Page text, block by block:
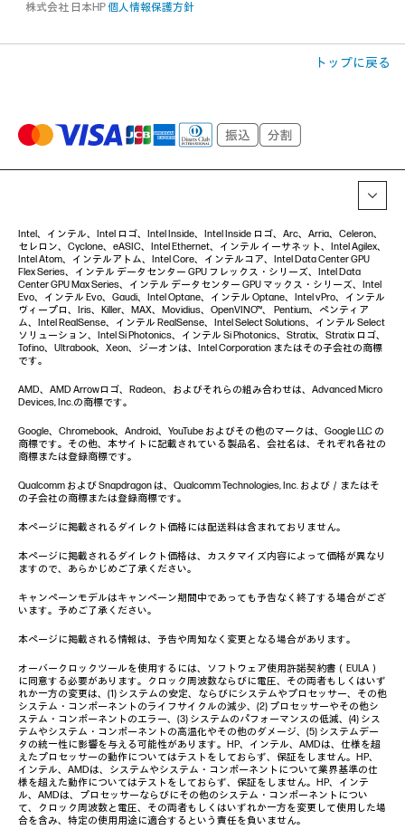
株式会社 日本HP個人情報保護方針
トップに戻る
Intel、インテル、Intel ロゴ、Intel Inside、Intel Inside ロゴ、Arc、Arria、Celeron、
セレロン、Cyclone、eASIC、Intel Ethernet、インテル イーサネット、Intel Agilex、
Intel Atom、インテルアトム、Intel Core、インテルコア、Intel Data Center GPU
Flex Series、インテル データセンター GPU フレックス・シリーズ、Intel Data
Center GPU Max Series、インテル データセンター GPU マックス・シリーズ、Intel
Evo、インテル Evo、Gaudi、Intel Optane、インテル Optane、Intel vPro、インテル
ヴィープロ、Iris、Killer、MAX、Movidius、OpenVINO™、 Pentium、ペンティア
ム、Intel RealSense、インテル RealSense、Intel Select Solutions、インテル Select
ソリューション、Intel Si Photonics、インテル Si Photonics、Stratix、Stratix ロゴ、
Tofino、Ultrabook、Xeon、ジーオンは、Intel Corporation またはその子会社の商標
です。
AMD、AMD Arrowロゴ、Radeon、およびそれらの組み合わせは、Advanced Micro
Devices, Inc.の商標です。
Google、Chromebook、Android、YouTube およびその他のマークは、Google LLC の
商標です。その他、本サイトに記載されている製品名、会社名は、それぞれ各社の
商標または登録商標です。
Qualcomm および Snapdragon は、Qualcomm Technologies, Inc. および／またはそ
の子会社の商標または登録商標です。
本ページに掲載されるダイレクト価格には配送料は含まれておりません。
本ページに掲載されるダイレクト価格は、カスタマイズ内容によって価格が異なり
ますので、あらかじめご了承ください。
キャンペーンモデルはキャンペーン期間中であっても予告なく終了する場合がござ
います。予めご了承ください。
本ページに掲載される情報は、予告や周知なく変更となる場合があります。
オーバークロックツールを使用するには、ソフトウェア使用許諾契約書（EULA）
に同意する必要があります。クロック周波数ならびに電圧、その両者もしくはいず
れか一方の変更は、(1) システムの安定、ならびにシステムやプロセッサー、その他
システム・コンポーネントのライフサイクルの減少、(2) プロセッサーやその他シ
ステム・コンポーネントのエラー、(3) システムのパフォーマンスの低減、(4) シス
テムやシステム・コンポーネントの高温化やその他のダメージ、(5) システムデー
タの統一性に影響を与える可能性があります。HP、インテル、AMDは、仕様を超
えたプロセッサーの動作についてはテストをしておらず、保証をしません。HP、
インテル、AMDは、システムやシステム・コンポーネントについて業界基準の仕
様を超えた動作についてはテストをしておらず、保証をしません。HP、インテ
ル、AMDは、プロセッサーならびにその他のシステム・コンポーネントについ
て、クロック周波数と電圧、その両者もしくはいずれか一方を変更して使用した場
合を含み、特定の使用用途に適合するという責任を負いません。